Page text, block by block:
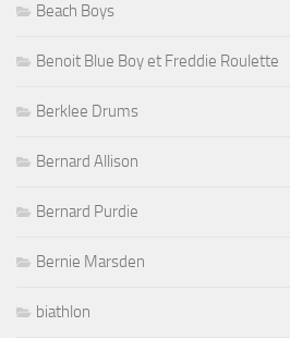
Beach Boys
Benoit Blue Boy et Freddie Roulette
Berklee Drums
Bernard Allison
Bernard Purdie
Bernie Marsden
biathlon